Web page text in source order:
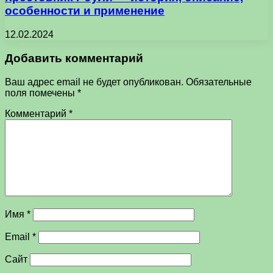
особенности и применение
12.02.2024
Добавить комментарий
Ваш адрес email не будет опубликован. Обязательные
поля помечены *
Комментарий *
Имя *
Email *
Сайт